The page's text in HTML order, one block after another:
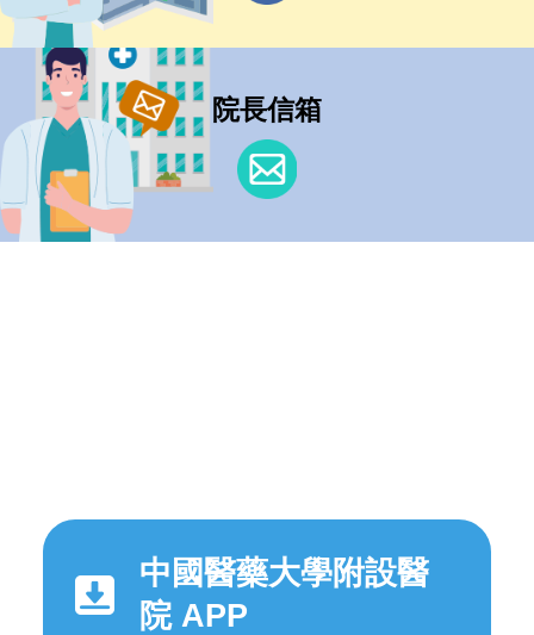
院長信箱
中國醫藥大學附設醫
院 APP